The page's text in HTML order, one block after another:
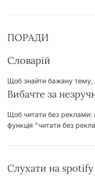
ПОРАДИ
Словарій
Щоб знайти бажану тему,
Вибачте за
Щоб читати без реклами:
функція "читати без
Слухати на spotify